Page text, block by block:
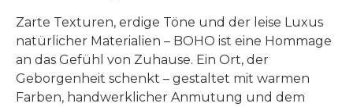
Zarte Texturen, erdige Töne und der leise Luxus
natürlicher Materialien – BOHO ist eine Hommage
an das Gefühl von Zuhause. Ein Ort, der
Geborgenheit schenkt – gestaltet mit warmen
Farben, handwerklicher Anmutung und dem